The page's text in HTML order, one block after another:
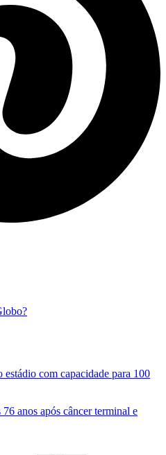
com capacidade para 100
anos após câncer terminal e